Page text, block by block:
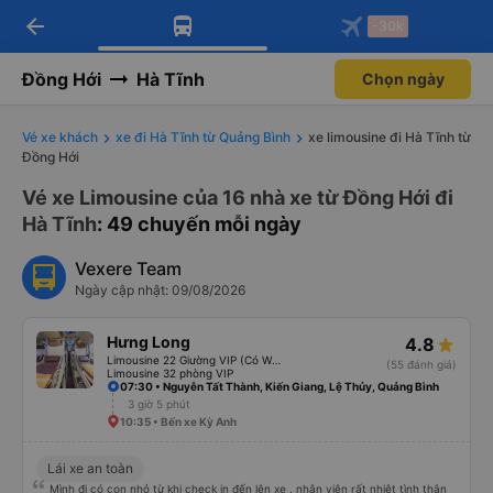
Tải app Vexere ngay!
Nhận ưu đãi thành viên độc
Mở app
Tải app Vexere
-30k/ghế khi đặt vé máy bay qua
Mở app
arrow_back -30k
Đồng Hới Hà Tĩnh Chọn ngày
Vé xe khách xe đi Hà Tĩnh từ Quảng Bình
xe limousine đi Hà Tĩnh từ
Đồng Hới
Vé xe Limousine của 16 nhà xe từ Đồng Hới đi
Hà Tĩnh: 49 chuyến mỗi ngày
Vexere Team
Ngày cập nhật: 09/08/2026
Hưng Long
Limousine 32 phòng VIP
4.8
(55 đánh giá)
07:30 • Nguyễn Tất Thành, Kiến Giang, Lệ Thủy, Quảng Bình
3 giờ 5 phút
10:35 • Bến xe Kỳ Anh
Lái xe an toàn
Mình đi có con nhỏ từ khi check in đến lên xe . nhân viên rất nhiệt tình thân